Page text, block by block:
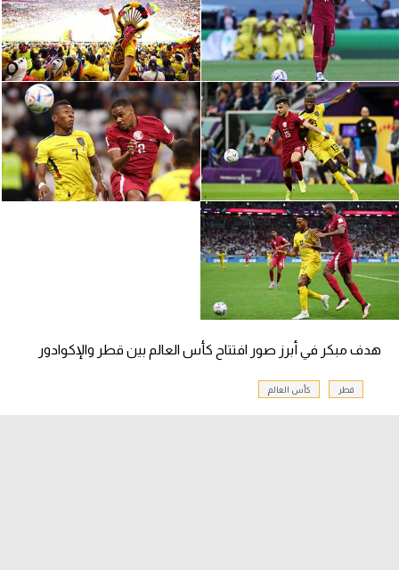
تحليل في الجول
حكايات في الجول
كويز في الجول
فيديو في الجول
هدف مبكر في أبرز صور افتتاح كأس العالم بين قطر والإكوادور
قطر كأس العالم